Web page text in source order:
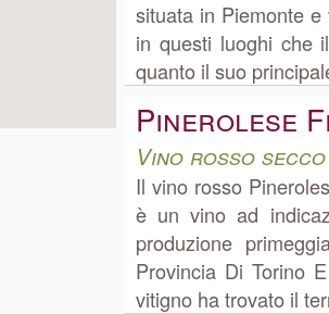
situata in Piemonte
in questi luoghi che
quanto il suo
Pinerolese
Vino rosso secco
Il vino rosso
è un vino ad
produzione
Provincia Di Torino
vitigno ha trovato il